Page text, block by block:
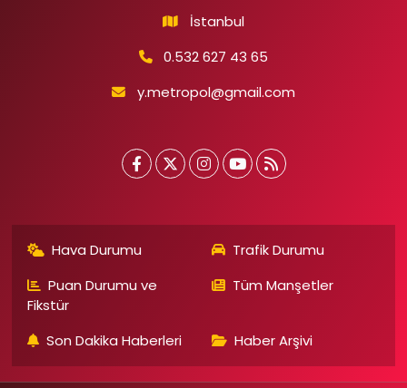
İstanbul
0.532 627 43 65
y.metropol@gmail.com
Hava Durumu
Trafik Durumu
Puan Durumu ve
Fikstür
Tüm Manşetler
Son Dakika Haberleri Haber Arşivi